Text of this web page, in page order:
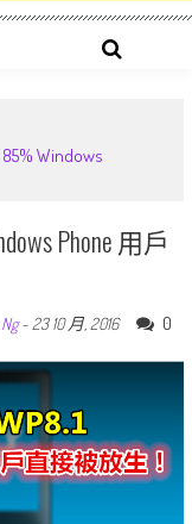
Windows
Phone 用戶
- 23 10 月, 2016 0